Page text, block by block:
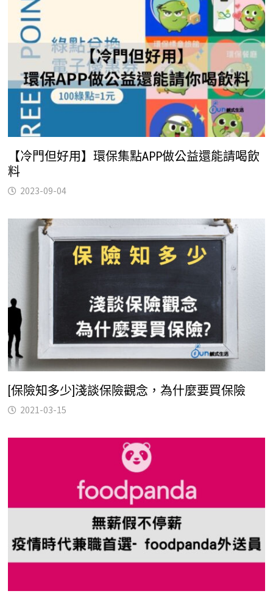
【冷門但好用】環保集點APP做公益還能請喝飲
料
2023-09-04
[保險知多少]淺談保險觀念，為什麼要買保險
2021-03-15